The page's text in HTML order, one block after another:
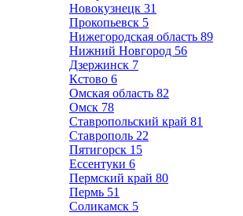
Новокузнецк 31
Прокопьевск 5
Нижегородская область 89
Нижний Новгород 56
Дзержинск 7
Кстово 6
Омская область 82
Омск 78
Ставропольский край 81
Ставрополь 22
Пятигорск 15
Ессентуки 6
Пермский край 80
Пермь 51
Соликамск 5